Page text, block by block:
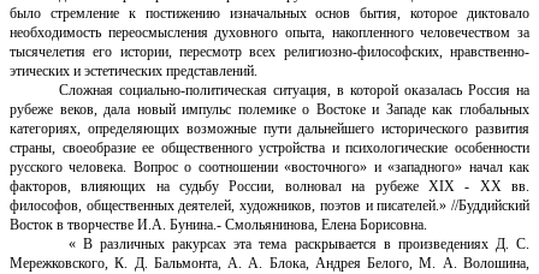
было стремление к постижению изначальных основ бытия, которое диктовало
необходимость переосмысления духовного опыта, накопленного человечеством за
тысячелетия его истории, пересмотр всех религиозно-философских, нравственно-
этических и эстетических представлений.
Сложная социально-политическая ситуация, в которой оказалась Россия на
рубеже веков, дала новый импульс полемике о Востоке и Западе как глобальных
категориях, определяющих возможные пути дальнейшего исторического развития
страны, своеобразие ее общественного устройства и психологические особенности
русского человека. Вопрос о соотношении «восточного» и «западного» начал как
факторов, влияющих на судьбу России, волновал на рубеже XIX - XX вв.
философов, общественных деятелей, художников, поэтов и писателей.» //Буддийский
Восток в творчестве И.А. Бунина.- Смольянинова, Елена Борисовна.
« В различных ракурсах эта тема раскрывается в произведениях Д. С.
Мережковского, К. Д. Бальмонта, А. А. Блока, Андрея Белого, М. А. Волошина,